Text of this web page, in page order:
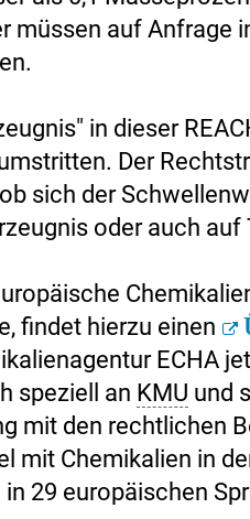
müssen auf Anfrage
in dieser
Der
sich der
oder auch
findet hierzu einen
ECHA
speziell an KMU und
mit den rechtlichen
mit Chemikalien in
29 europäischen